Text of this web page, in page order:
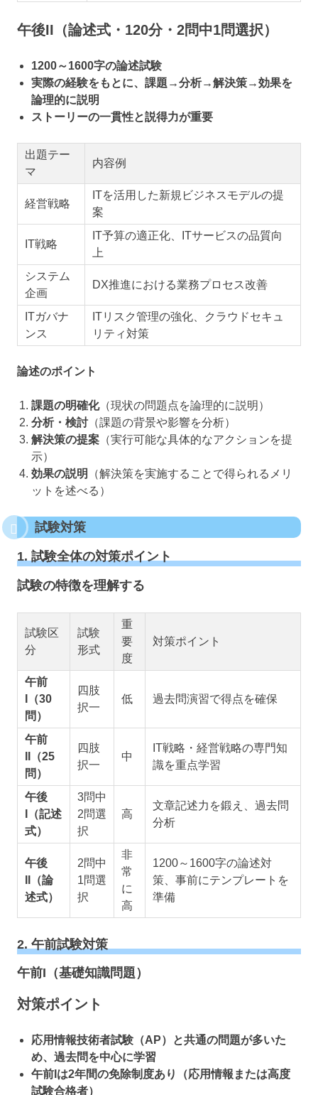
午後II（論述式・120分・2問中1問選択）
1200～1600字の論述試験
実際の経験をもとに、課題→分析→解決策→効果を
論理的に説明
ストーリーの一貫性と説得力が重要
出題テー
マ
内容例
経営戦略
ITを活用した新規ビジネスモデルの提
案
IT戦略
IT予算の適正化、ITサービスの品質向
上
システム
企画
DX推進における業務プロセス改善
ITガバナ
ンス
ITリスク管理の強化、クラウドセキュ
リティ対策
論述のポイント
課題の明確化（現状の問題点を論理的に説明）
分析・検討 （課題の背景や影響を分析）
解決策の提案 （実行可能な具体的なアクションを提
示）
効果の説明
（解決策を実施することで得られるメリ
ットを述べる）
試験対策
1. 試験全体の対策ポイント
試験の特徴を理解する
試験区
分
試験
形式
重
要
度
対策ポイント
午前
I（30
問）
四肢
択一
低 過去問演習で得点を確保
午前
II（25
問）
四肢
択一
中
IT戦略・経営戦略の専門知
識を重点学習
午後
I（記述
式）
3問中
2問選
択
高
文章記述力を鍛え、過去問
分析
午後
II（論
述式）
2問中
1問選
択
非
常
に
高
1200～1600字の論述対
策、事前にテンプレートを
準備
2. 午前試験対策
午前I（基礎知識問題）
対策ポイント
応用情報技術者試験（AP）と共通の問題が多いた
め、過去問を中心に学習
午前Iは2年間の免除制度あり（応用情報または高度
試験合格者）